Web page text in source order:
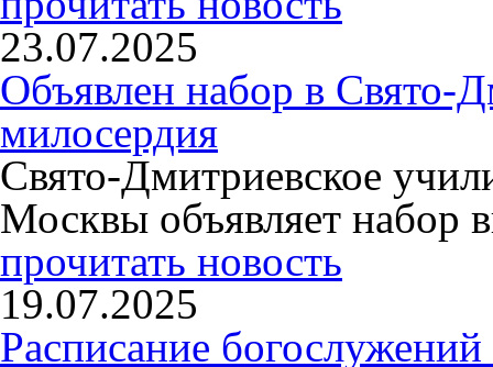
23.07.2025
Объявлен набор в Свято-
милосердия
Свято-Дмитриевское
Москвы объявляет набор
прочитать новость
19.07.2025
Расписание